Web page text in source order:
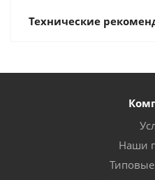
Технические
Наши